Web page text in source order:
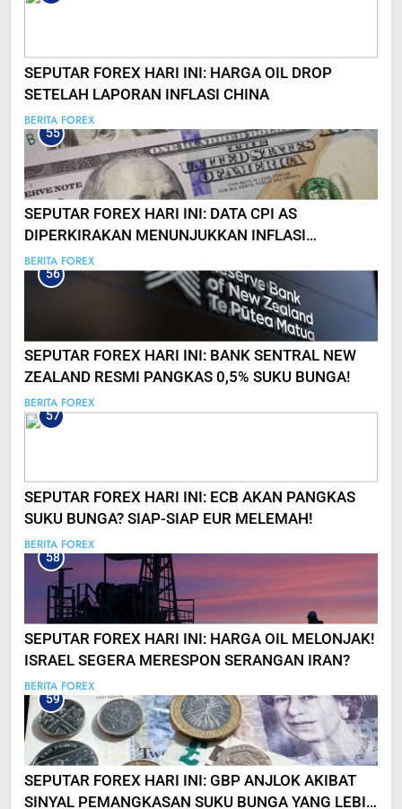
SEPUTAR FOREX HARI INI: HARGA OIL DROP
SETELAH LAPORAN INFLASI CHINA
BERITA FOREX
55
SEPUTAR FOREX HARI INI: DATA CPI AS
DIPERKIRAKAN MENUNJUKKAN INFLASI
MELAMBAT!
BERITA FOREX
56
SEPUTAR FOREX HARI INI: BANK SENTRAL NEW
ZEALAND RESMI PANGKAS 0,5% SUKU BUNGA!
BERITA FOREX
57
SEPUTAR FOREX HARI INI: ECB AKAN PANGKAS
SUKU BUNGA? SIAP-SIAP EUR MELEMAH!
BERITA FOREX
58
SEPUTAR FOREX HARI INI: HARGA OIL MELONJAK!
ISRAEL SEGERA MERESPON SERANGAN IRAN?
BERITA FOREX
59
SEPUTAR FOREX HARI INI: GBP ANJLOK AKIBAT
SINYAL PEMANGKASAN SUKU BUNGA YANG LEBIH